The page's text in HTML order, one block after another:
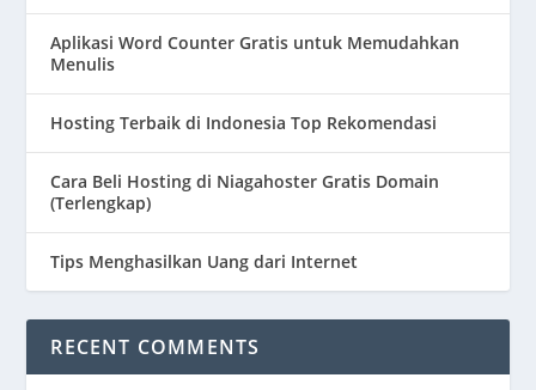
Aplikasi Word Counter Gratis untuk Memudahkan
Menulis
Hosting Terbaik di Indonesia Top Rekomendasi
Cara Beli Hosting di Niagahoster Gratis Domain
(Terlengkap)
Tips Menghasilkan Uang dari Internet
RECENT COMMENTS